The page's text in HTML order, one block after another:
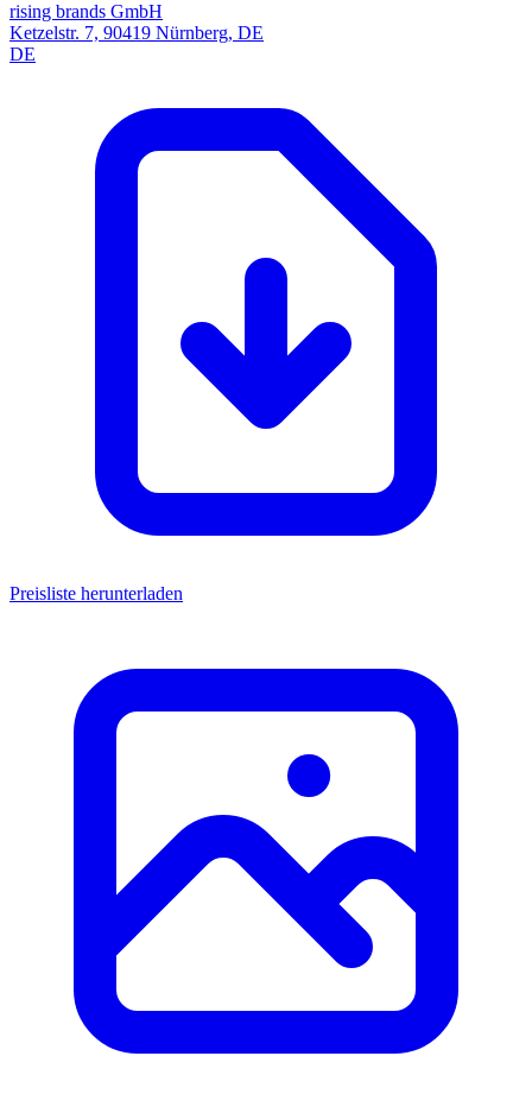
rising brands GmbH
Ketzelstr. 7, 90419 Nürnberg, DE
DE
Preisliste herunterladen